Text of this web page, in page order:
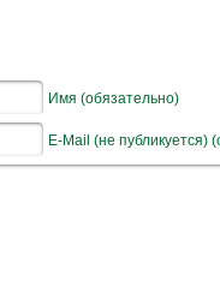
Имя (обязательно)
E-Mail (не публикуется)